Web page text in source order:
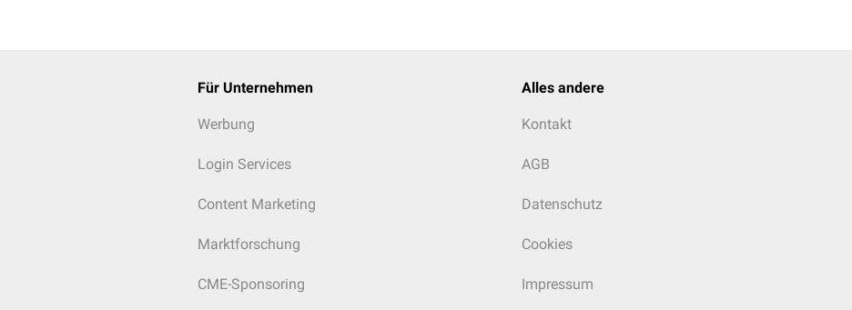
Für Unternehmen
Werbung
Login Services
Content Marketing
Marktforschung
CME-Sponsoring
Alles andere
Kontakt
AGB
Datenschutz
Cookies
Impressum